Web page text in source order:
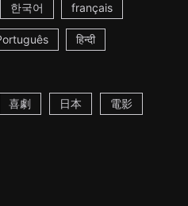
한국어 français
हिन्दी
喜劇 日本 電影